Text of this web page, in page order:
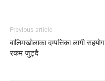
Previous article
बालिमखोलाका दम्पत्तिका लागी सहयोग
रकम जुट्दै